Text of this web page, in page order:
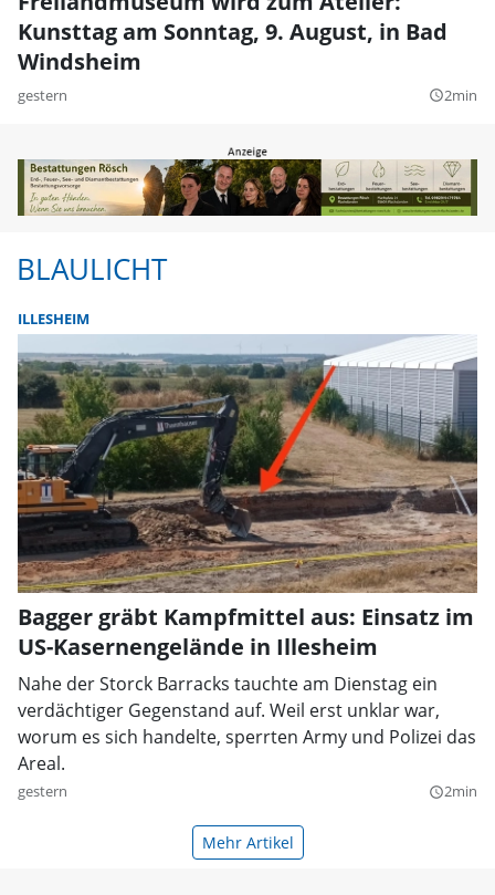
Kunsttag am Sonntag, 9. August, in Bad
Windsheim
gestern query_builder2min
BLAULICHT
ILLESHEIM
Bagger gräbt Kampfmittel aus: Einsatz im
US-Kasernengelände in Illesheim
Nahe der Storck Barracks tauchte am Dienstag ein
verdächtiger Gegenstand auf. Weil erst unklar war,
worum es sich handelte, sperrten Army und Polizei das
Areal.
gestern query_builder2min
Mehr Artikel